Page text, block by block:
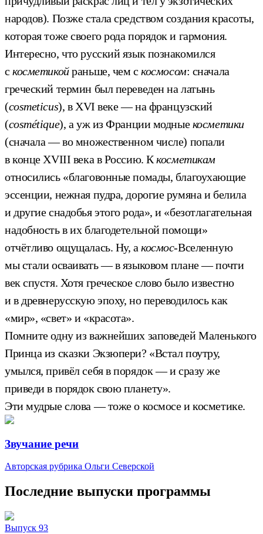
народов). Позже стала средством создания красоты,
которая тоже своего рода порядок и гармония.
Интересно, что русский язык познакомился
с косметикойраньше, чем скосмосом: сначала
греческий термин был переведен на латынь
(cosmeticus), в XVI веке — на французский
(cosmétique), а уж из Франции модныекосметики
(сначала — во множественном числе) попали
в конце XVIII века в Россию. Ккосметикам
относились «благовонные помады, благоухающие
эссенции, нежная пудра, дорогие румяна и белила
и другие снадобья этого рода», и «безотлагательная
надобность в их благодетельной помощи»
отчётливо ощущалась. Ну, а космос-Вселенную
мы стали осваивать — в языковом плане — почти
век спустя. Хотя греческое слово было известно
и в древнерусскую эпоху, но переводилось как
«мир», «свет» и «красота».
Помните одну из важнейших заповедей Маленького
Принца из сказки Экзюпери? «Встал поутру,
умылся, привёл себя в порядок — и сразу же
приведи в порядок свою планету».
Эти мудрые слова — тоже о космосе и косметике.
Звучание речи
Авторская рубрика Ольги Северской
Последние выпуски программы
Выпуск 93